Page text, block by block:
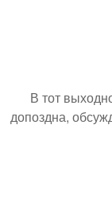
В тот
допоздна,